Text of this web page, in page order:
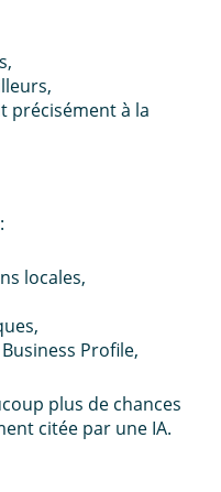
précisément à la
locales,
Profile,
plus de chances
citée par une IA.